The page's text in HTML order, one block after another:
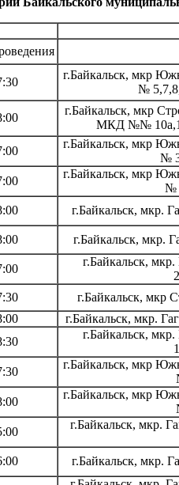
г.Байкальск, мкр
№
г.Байкальск, мкр
МКД №№
г.Байкальск, мкр
№
г.Байкальск, мкр
№
г.Байкальск, мкр.
г.Байкальск,
г.Байкальск,
г.Байкальск, мкр
г.Байкальск, мкр.
г.Байкальск,
г.Байкальск, мкр
г.Байкальск, мкр
г.Байкальск, мкр.
г.Байкальск, мкр.